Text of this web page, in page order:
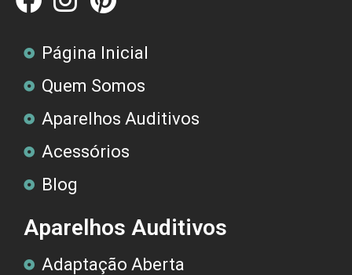
Página Inicial
Quem Somos
Aparelhos Auditivos
Acessórios
Blog
Aparelhos Auditivos
Adaptação Aberta